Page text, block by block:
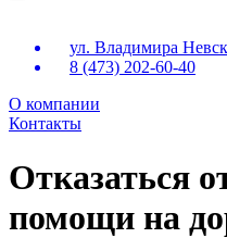
ул. Владимира
8 (473) 202-60-40
О компании
Контакты
Отказаться
помощи на